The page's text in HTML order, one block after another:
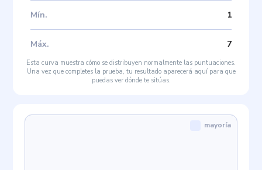
Mín. 1
Máx. 7
Esta curva muestra cómo se distribuyen normalmente las puntuaciones.
Una vez que completes la prueba, tu resultado aparecerá aquí para que
puedas ver dónde te sitúas.
mayoría